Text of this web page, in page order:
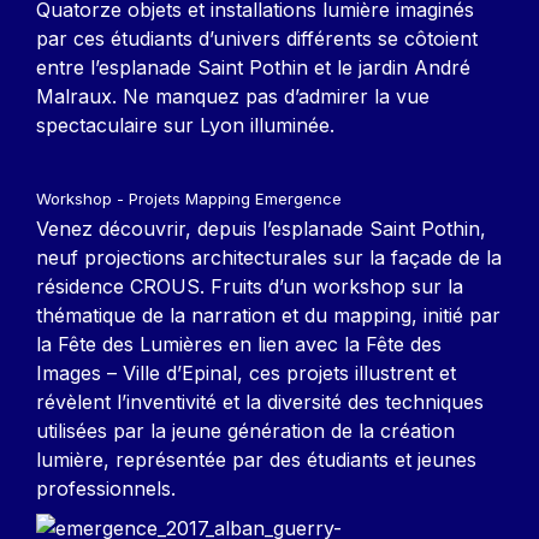
Quatorze objets et installations lumière imaginés
par ces étudiants d’univers différents se côtoient
entre l’esplanade Saint Pothin et le jardin André
Malraux. Ne manquez pas d’admirer la vue
spectaculaire sur Lyon illuminée.
Workshop - Projets Mapping Emergence
Venez découvrir, depuis l’esplanade Saint Pothin,
neuf projections architecturales sur la façade de la
résidence CROUS. Fruits d’un workshop sur la
thématique de la narration et du mapping, initié par
la Fête des Lumières en lien avec la Fête des
Images – Ville d’Epinal, ces projets illustrent et
révèlent l’inventivité et la diversité des techniques
utilisées par la jeune génération de la création
lumière, représentée par des étudiants et jeunes
professionnels.